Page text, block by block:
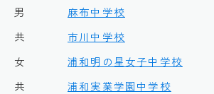
男
麻布中学校
共
市川中学校
女
浦和明の星女子中学校
共
浦和実業学園中学校